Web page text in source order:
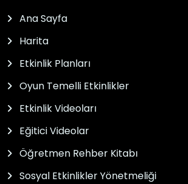
Ana Sayfa
Harita
Etkinlik Planları
Oyun Temelli Etkinlikler
Etkinlik Videoları
Eğitici Videolar
Öğretmen Rehber Kitabı
Sosyal Etkinlikler Yönetmeliği